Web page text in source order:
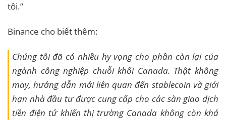
tôi.”
Binance cho biết thêm:
Chúng tôi đã có nhiều hy vọng cho phần còn lại của
ngành công nghiệp chuỗi khối Canada. Thật không
may, hướng dẫn mới liên quan đến stablecoin và giới
hạn nhà đầu tư được cung cấp cho các sàn giao dịch
tiền điện tử khiến thị trường Canada không còn khả